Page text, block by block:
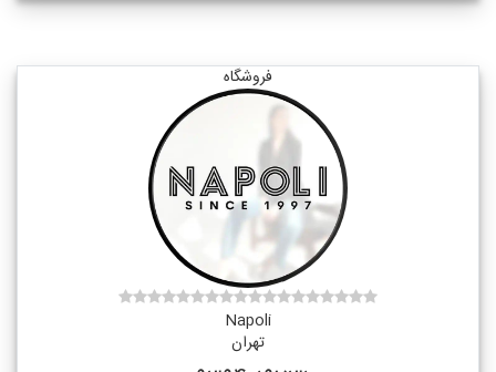
فروشگاه
Napoli
تهران